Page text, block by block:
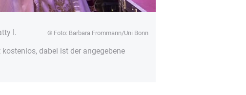
I. © Foto: Barbara Frommann/Uni Bonn
dabei ist der angegebene